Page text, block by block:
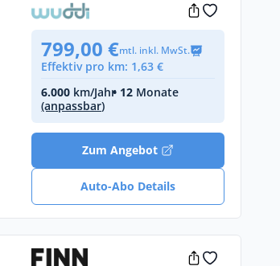
799,00 €mtl. inkl. MwSt.
Effektiv pro km: 1,63 €
6.000 km/Jahr• 12 Monate
(anpassbar)
Zum Angebot
Auto-Abo Details